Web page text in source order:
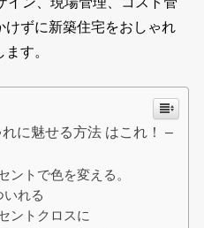
ずに新築住宅をおしゃれ
す。
に魅せる方法 はこれ！ –
ントで色を変える。
いれる
ントクロスに